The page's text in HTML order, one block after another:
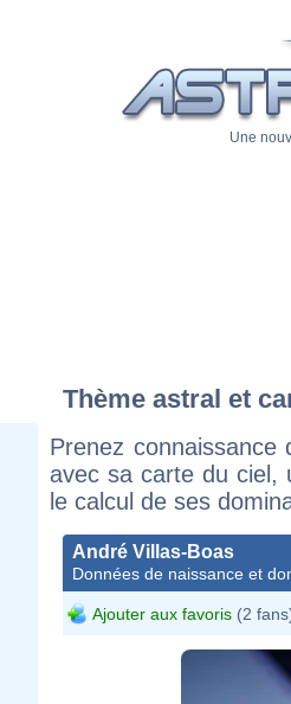
Une
Thème astral et
Prenez connaissance
avec sa carte du ciel,
le calcul de ses
André Villas-Boas
Données de naissance et
Ajouter aux favoris (2